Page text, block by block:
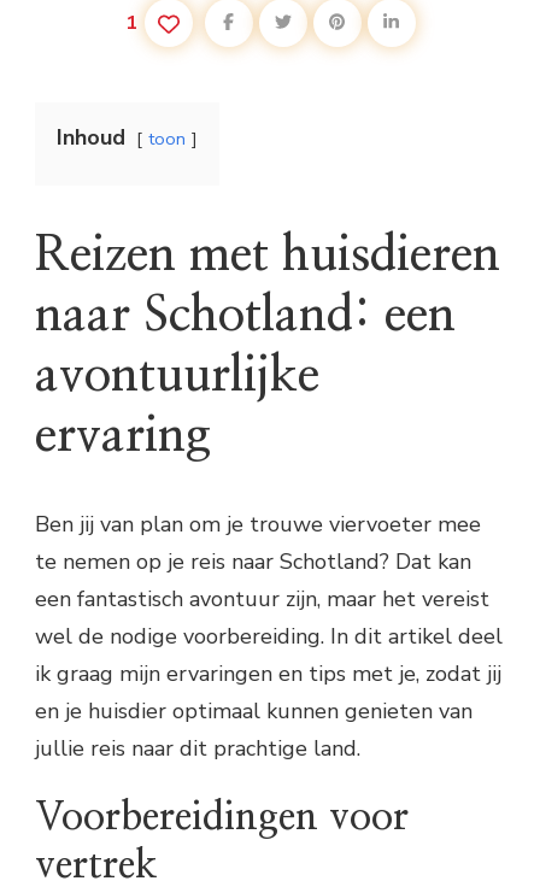
1
Inhoud toon
Reizen met huisdieren
naar Schotland: een
avontuurlijke
ervaring
Ben jij van plan om je trouwe viervoeter mee
te nemen op je reis naar Schotland? Dat kan
een fantastisch avontuur zijn, maar het vereist
wel de nodige voorbereiding. In dit artikel deel
ik graag mijn ervaringen en tips met je, zodat jij
en je huisdier optimaal kunnen genieten van
jullie reis naar dit prachtige land.
Voorbereidingen voor
vertrek